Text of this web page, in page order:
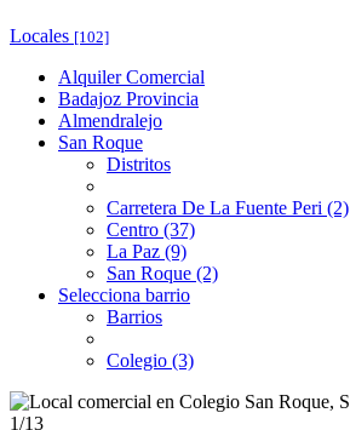
Locales [102]
Alquiler Comercial
Badajoz Provincia
Almendralejo
San Roque
Distritos
Carretera De La Fuente Peri (2)
Centro (37)
La Paz (9)
San Roque (2)
Selecciona barrio
Barrios
Colegio (3)
1/13